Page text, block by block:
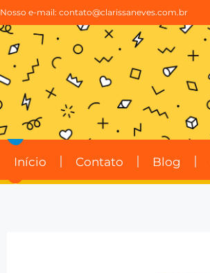
Nosso e-mail: contato@clarissaneves.com.br
Início Contato Blog